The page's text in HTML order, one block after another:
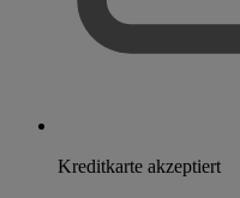
Kreditkarte akzeptiert